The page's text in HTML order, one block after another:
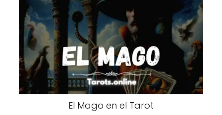
El Mago en el Tarot